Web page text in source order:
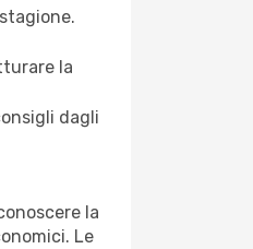
la
dagli
la
Le